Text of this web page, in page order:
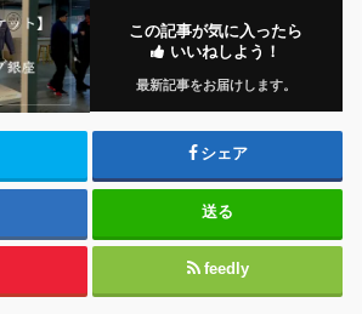
この記事が気に入ったら
いいねしよう！
最新記事をお届けします。
シェア
送る
feedly